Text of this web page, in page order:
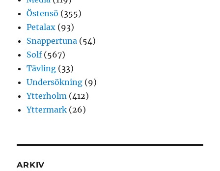
Östensö (355)
Petalax (93)
Snappertuna (54)
Solf(567)
Tävling (33)
Undersökning (9)
Ytterholm (412)
Yttermark (26)
ARKIV